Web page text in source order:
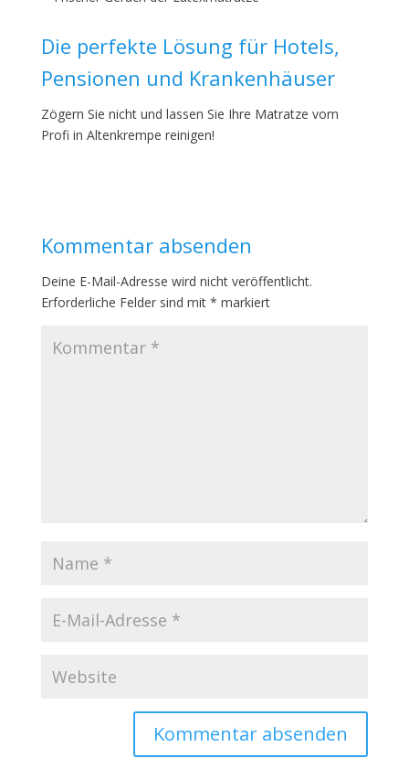
Die perfekte Lösung für Hotels,
Pensionen und Krankenhäuser
Zögern Sie nicht und lassen Sie Ihre Matratze vom
Profi in Altenkrempe reinigen!
Kommentar absenden
Deine E-Mail-Adresse wird nicht veröffentlicht.
Erforderliche Felder sind mit * markiert